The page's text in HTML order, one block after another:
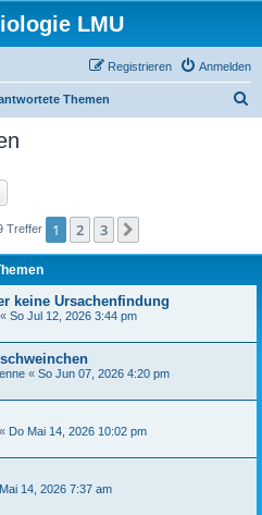
LMU
Anmelden
Registrieren
Themen
Treffer 1 2 3
keine Ursachenfindung
« So Jul 12, 2026 3:44 pm
« So Jun 07, 2026 4:20 pm
« Do Mai 14, 2026 10:02 pm
14, 2026 7:37 am